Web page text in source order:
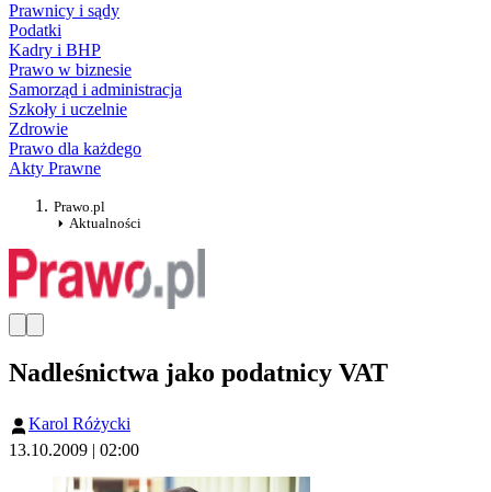
Prawnicy i sądy
Podatki
Kadry i BHP
Prawo w biznesie
Samorząd i administracja
Szkoły i uczelnie
Zdrowie
Prawo dla każdego
Akty Prawne
Prawo.pl
Aktualności
Nadleśnictwa jako podatnicy VAT
Karol Różycki
13.10.2009 | 02:00